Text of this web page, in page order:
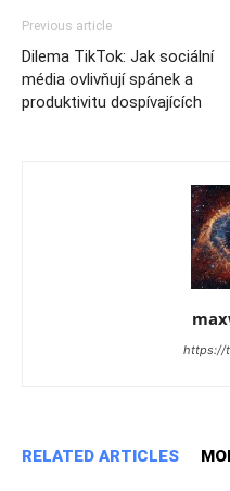
Previous article
Dilema TikTok: Jak sociální
média ovlivňují spánek a
produktivitu dospívajících
https://
RELATED ARTICLES